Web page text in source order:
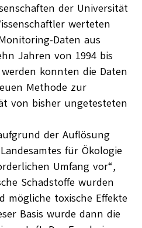
der Universität
werteten
Daten aus
Jahren von 1994 bis
konnten die Daten
Methode zur
von bisher ungetesteten
der Auflösung
für Ökologie
Umfang vor“,
Schadstoffe wurden
mögliche toxische Effekte
Basis wurde dann die